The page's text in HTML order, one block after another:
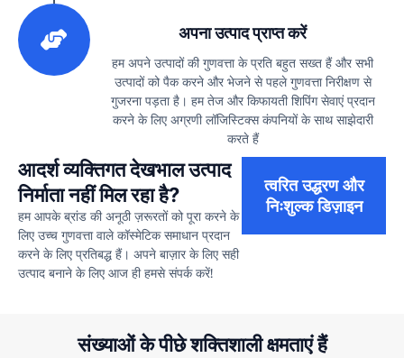
अपना उत्पाद प्राप्त करें
हम अपने उत्पादों की गुणवत्ता के प्रति बहुत सख्त हैं और सभी
उत्पादों को पैक करने और भेजने से पहले गुणवत्ता निरीक्षण से
गुजरना पड़ता है। हम तेज और किफायती शिपिंग सेवाएं प्रदान
करने के लिए अग्रणी लॉजिस्टिक्स कंपनियों के साथ साझेदारी
करते हैं
आदर्श व्यक्तिगत देखभाल उत्पाद
निर्माता नहीं मिल रहा है?
हम आपके ब्रांड की अनूठी ज़रूरतों को पूरा करने के
लिए उच्च गुणवत्ता वाले कॉस्मेटिक समाधान प्रदान
करने के लिए प्रतिबद्ध हैं। अपने बाज़ार के लिए सही
उत्पाद बनाने के लिए आज ही हमसे संपर्क करें!
त्वरित उद्धरण और
निःशुल्क डिज़ाइन
संख्याओं के पीछे शक्तिशाली क्षमताएं हैं